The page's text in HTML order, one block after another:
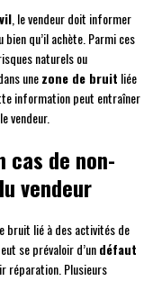
, le vendeur doit informer
qu’il achète. Parmi ces
naturels ou
unezone de bruit liée
information peut entraîner
vendeur.
cas de non-
vendeur
bruit lié à des activités de
se prévaloir d’undéfaut
réparation. Plusieurs